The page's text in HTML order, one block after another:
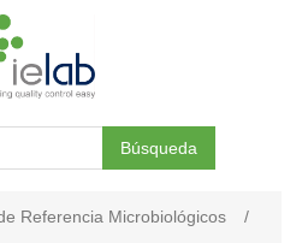
Búsqueda
Referencia Microbiológicos
/